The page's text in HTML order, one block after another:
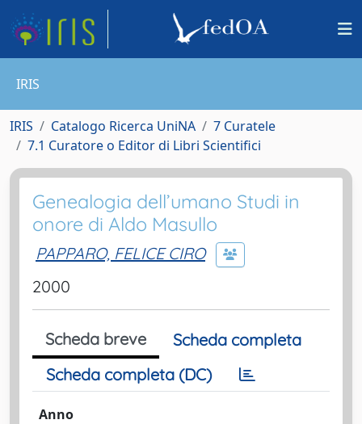
IRIS
IRIS Catalogo Ricerca UniNA
7 Curatele
7.1 Curatore o Editor di Libri Scientifici
Genealogia dell’umano Studi in
onore di Aldo Masullo
PAPPARO, FELICE CIRO
2000
Scheda breve
Scheda completa
Scheda completa (DC)
Anno